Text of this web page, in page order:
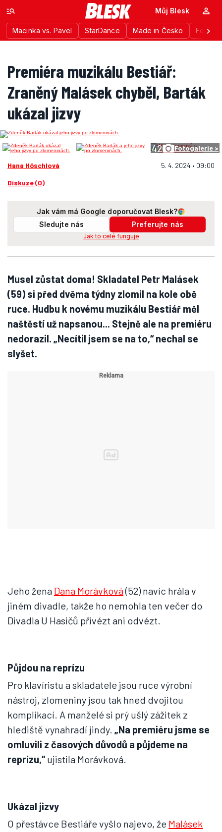
Macinka vs. Pavel StarDance Made in Česko
Můj Blesk
Premiéra muzikálu Bestiář:
Zraněný Malásek chyběl, Barták
ukázal jizvy
42 Fotogalerie >
Hana Höschlová 5. 4. 2024 • 09:00
Diskuze (0)
Jak vám má Google doporučovat Blesk?
Sledujte nás
Preferujte nás
Jak to celé funguje
Musel zůstat doma! Skladatel Petr Malásek
(59) si před dvěma týdny zlomil na kole obě
ruce. Hudbu k novému muzikálu Bestiář měl
naštěstí už napsanou... Stejně ale na premiéru
nedorazil. „Necítil jsem se na to,“ nechal se
slyšet.
Jeho žena Dana Morávková(52) navíc hrála v
jiném divadle, takže ho nemohla ten večer do
Divadla U Hasičů přivézt ani odvézt.
Půjdou na reprízu
Pro klavíristu a skladatele jsou ruce výrobní
nástroj, zlomeniny jsou tak hned dvojitou
komplikací. A manželé si prý ušlý zážitek z
hlediště vynahradí jindy. „Na premiéru jsme se
omluvili z časových důvodů a půjdeme na
reprízu,“ujistila Morávková.
Ukázal jizvy
O přestávce Bestiáře vyšlo najevo, že Malásek